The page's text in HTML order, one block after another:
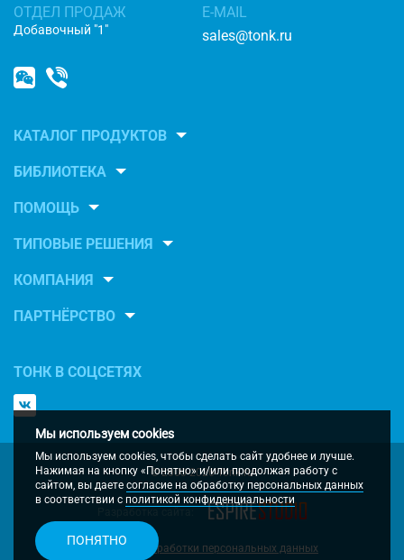
ОТДЕЛ ПРОДАЖ
Добавочный "1"
E-MAIL
sales@tonk.ru
КАТАЛОГ ПРОДУКТОВ
БИБЛИОТЕКА
ПОМОЩЬ
ТИПОВЫЕ РЕШЕНИЯ
КОМПАНИЯ
ПАРТНЁРСТВО
ТОНК В СОЦСЕТЯХ
© 2000-2026 Tonk.ru
Политка обработки персональных данных
Мы используем cookies
Мы используем cookies, чтобы сделать сайт удобнее и лучше.
Нажимая на кнопку «Понятно» и/или продолжая работу с
сайтом, вы даете согласие на обработку персональных данных
в соответствии с политикой конфиденциальности
ПОНЯТНО